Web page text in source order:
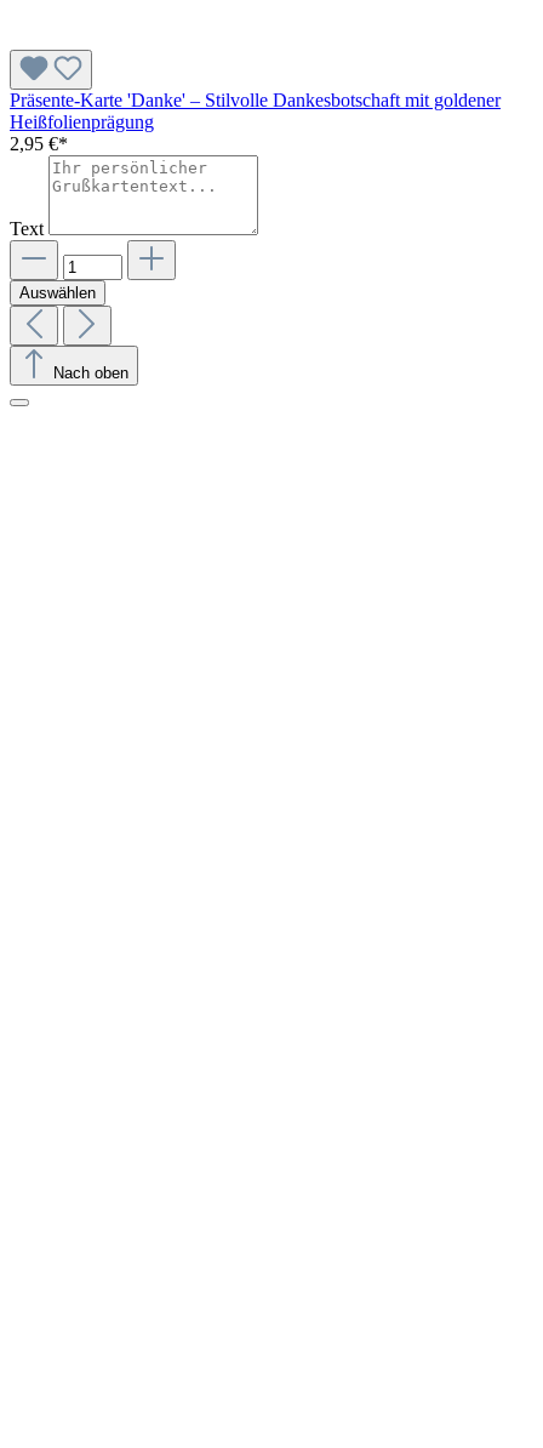
Präsente-Karte 'Danke' – Stilvolle Dankesbotschaft mit goldener
Heißfolienprägung
2,95 €*
Text
Auswählen
Nach oben